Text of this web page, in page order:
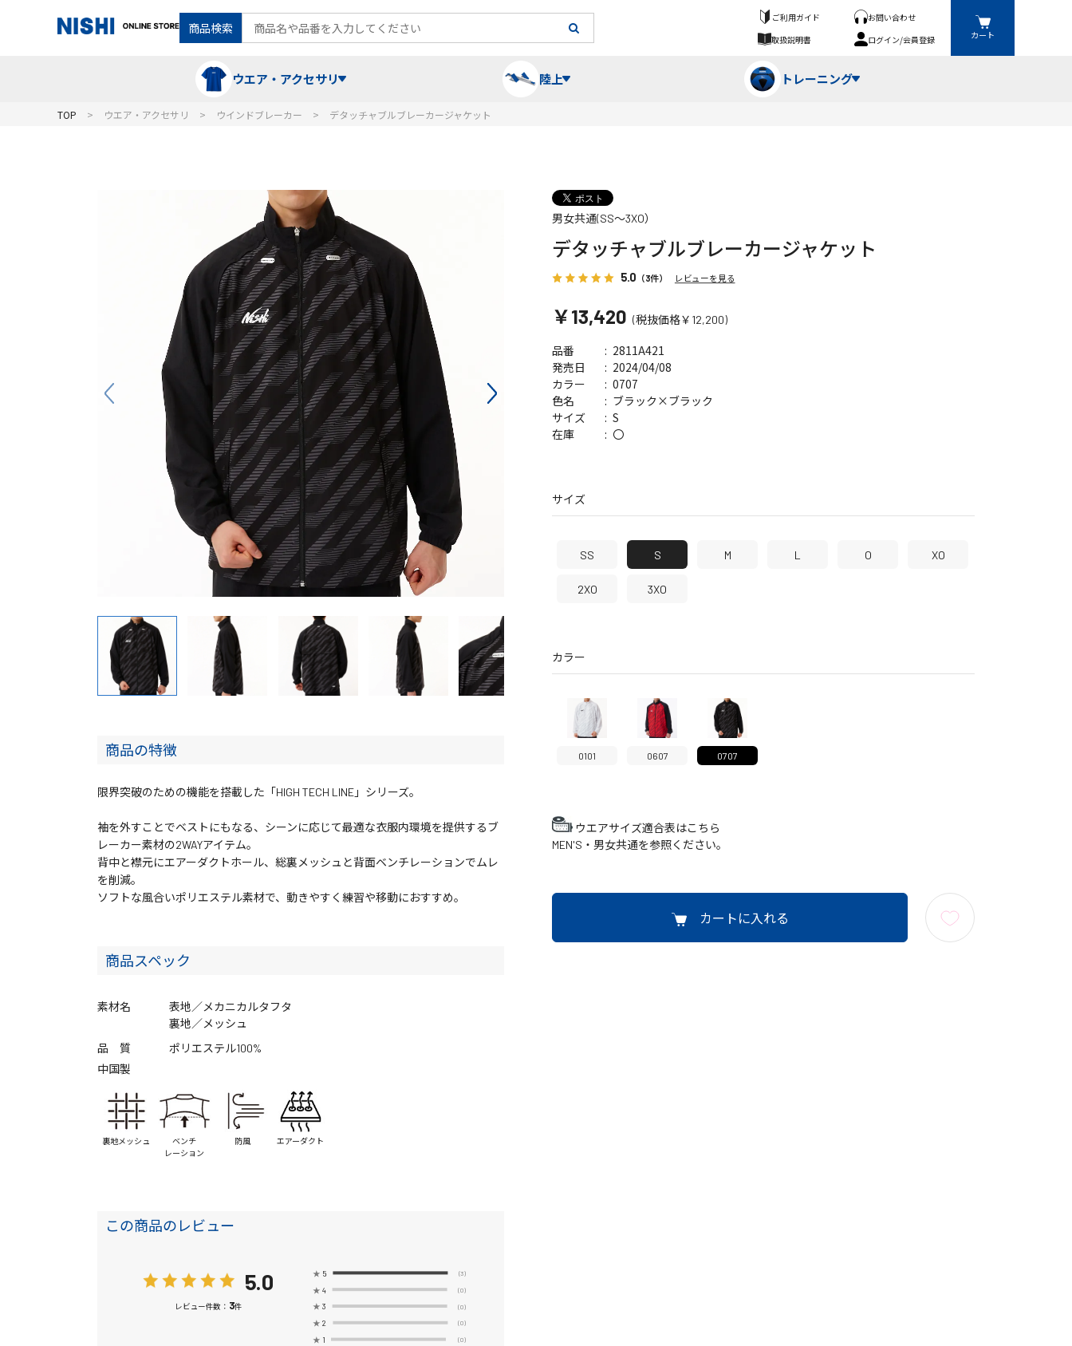
商品検索
ご利用ガイド
お問い合わせ
取扱説明書
ログイン/会員登録 カート
ウエア・アクセサリ
ランニングシャツ・パンツ レーシングシャツ・タイツ
スウェット ベスト
コート 手袋
キーホルダー
アクセサリ
陸上
グラウンド用品 消耗品・スペアパーツ
トレーニング
バランス
フォーム・動きづくり ミニハードル・ハードル
メディシンボール
TOP ウエア・アクセサリ ウインドブレーカー デタッチャブルブレーカージャケット
商品の特徴
限界突破のための機能を搭載した「HIGH TECH LINE」シリーズ。
袖を外すことでベストにもなる、シーンに応じて最適な衣服内環境を提供するブ
レーカー素材の2WAYアイテム。
背中と襟元にエアーダクトホール、総裏メッシュと背面ベンチレーションでムレ
を削減。
ソフトな風合いポリエステル素材で、動きやすく練習や移動におすすめ。
商品スペック
素材名
表地／メカニカルタフタ
裏地／メッシュ
品 質
ポリエステル100%
中国製
裏地メッシュ
ベンチ
レーション
防風 エアーダクト
この商品のレビュー
5.0
レビュー件数： 3件
★ 5 (3)
★ 4 (0)
★ 3 (0)
★ 2 (0)
★ 1 (0)
男女共通(SS～3XO）
デタッチャブルブレーカージャケット
5.0 （3件） レビューを見る
￥13,420 (税抜価格￥12,200)
品番 2811A421
発売日 2024/04/08
サイズ S
カラー 0707
在庫 〇
色名 ブラック×ブラック
サイズ
SS S M L O XO
2XO 3XO
カラー
0101 0607 0707
ウエアサイズ適合表はこちら
MEN'S・男女共通を参照ください。
カートに入れる